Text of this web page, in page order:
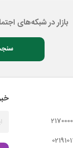
بازار در شبکه‌های